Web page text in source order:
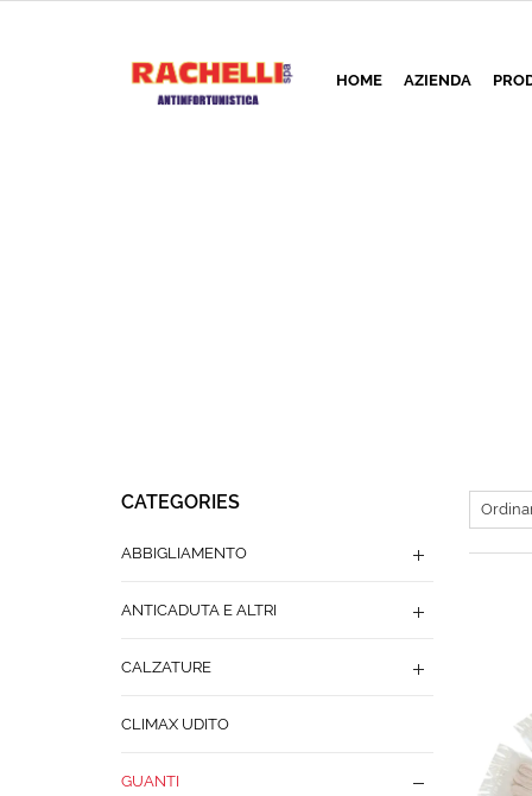
HOME AZIENDA
CATEGORIES
ABBIGLIAMENTO
ANTICADUTA E ALTRI
CALZATURE
CLIMAX UDITO
GUANTI